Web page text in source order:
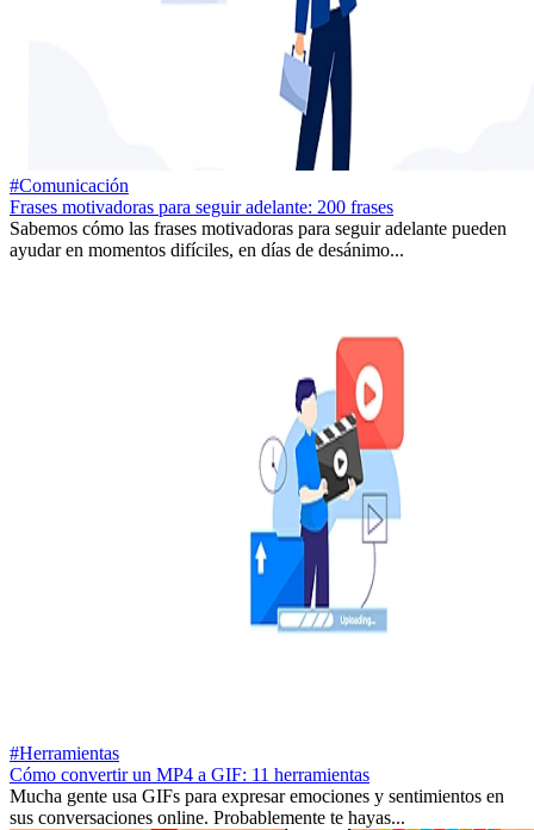
#Comunicación
Frases motivadoras para seguir adelante: 200 frases
Sabemos cómo las frases motivadoras para seguir adelante pueden
ayudar en momentos difíciles, en días de desánimo...
#Herramientas
Cómo convertir un MP4 a GIF: 11 herramientas
Mucha gente usa GIFs para expresar emociones y sentimientos en
sus conversaciones online. Probablemente te hayas...